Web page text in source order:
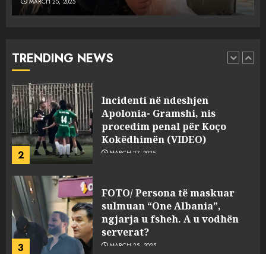
TRENDING NEWS
1
Punonjësja e UKT akuzon
pasuri të pajustifikuar
2
Incidenti në ndeshjen
Apolonia- Gramshi, nis
procedim penal për Koço
Kokëdhimën (VIDEO)
MARCH 27, 2025
3
FOTO/ Persona të maskuar
sulmuan “One Albania”,
ngjarja u fsheh. A u vodhën
serverat?
MARCH 25, 2025